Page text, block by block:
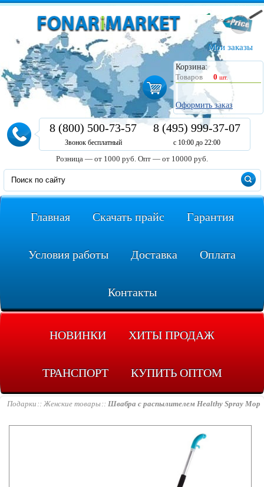
Мои заказы
Корзина:
Товаров
0 шт.
Оформить заказ
8 (800) 500-73-57
Звонок бесплатный
8 (495) 999-37-07
с 10:00 до 22:00
Розница — от 1000 руб. Опт — от 10000 руб.
Главная Скачать прайс Гарантия
Условия работы Доставка Оплата
Контакты
НОВИНКИ ХИТЫ ПРОДАЖ
ТРАНСПОРТ КУПИТЬ ОПТОМ
Подарки Женские товары Швабра с распылителем Healthy Spray Mop